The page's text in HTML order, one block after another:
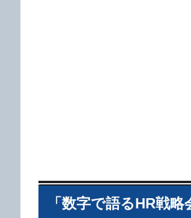
「数字で語るHR戦